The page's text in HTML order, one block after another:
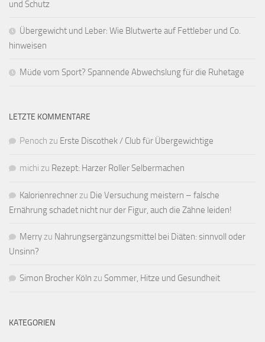
und Schutz
Übergewicht und Leber: Wie Blutwerte auf Fettleber und Co.
hinweisen
Müde vom Sport? Spannende Abwechslung für die Ruhetage
LETZTE KOMMENTARE
Penoch zu Erste Discothek / Club für Übergewichtige
michi zu Rezept: Harzer Roller Selbermachen
Kalorienrechnerzu Die Versuchung meistern – falsche
Ernährung schadet nicht nur der Figur, auch die Zähne leiden!
Merryzu Nahrungsergänzungsmittel bei Diäten: sinnvoll oder
Unsinn?
Simon Brocher Köln zu Sommer, Hitze und Gesundheit
KATEGORIEN